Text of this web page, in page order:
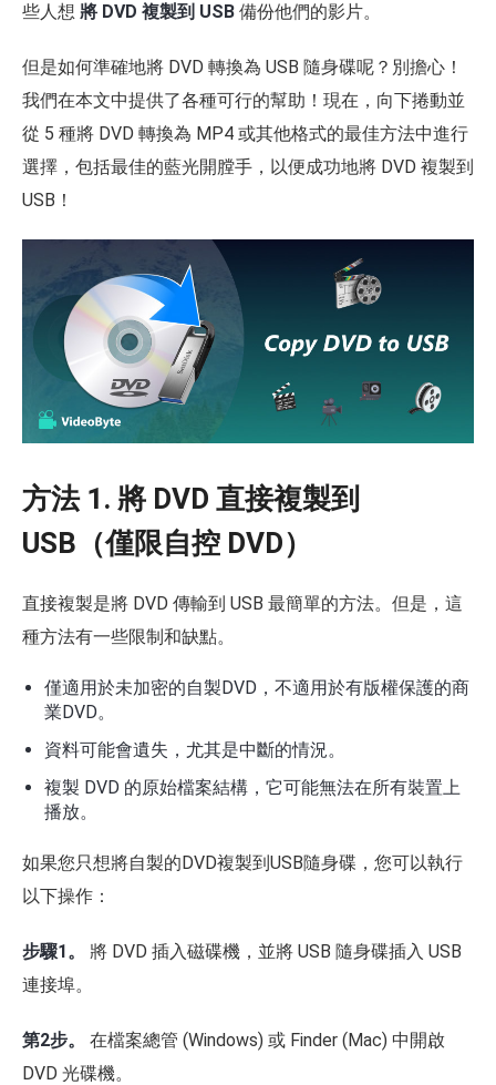
些人想 將 DVD 複製到 USB 備份他們的影片。
但是如何準確地將 DVD 轉換為 USB 隨身碟呢？別擔心！
我們在本文中提供了各種可行的幫助！現在，向下捲動並
從 5 種將 DVD 轉換為 MP4 或其他格式的最佳方法中進行
選擇，包括最佳的藍光開膛手，以便成功地將 DVD 複製到
USB！
方法 1. 將 DVD 直接複製到
USB（僅限自控 DVD）
直接複製是將 DVD 傳輸到 USB 最簡單的方法。但是，這
種方法有一些限制和缺點。
僅適用於未加密的自製DVD，不適用於有版權保護的商
業DVD。
資料可能會遺失，尤其是中斷的情況。
複製 DVD 的原始檔案結構，它可能無法在所有裝置上
播放。
如果您只想將自製的DVD複製到USB隨身碟，您可以執行
以下操作：
步驟1。
將 DVD 插入磁碟機，並將 USB 隨身碟插入 USB
連接埠。
第2步。
在檔案總管 (Windows) 或 Finder (Mac) 中開啟
DVD 光碟機。